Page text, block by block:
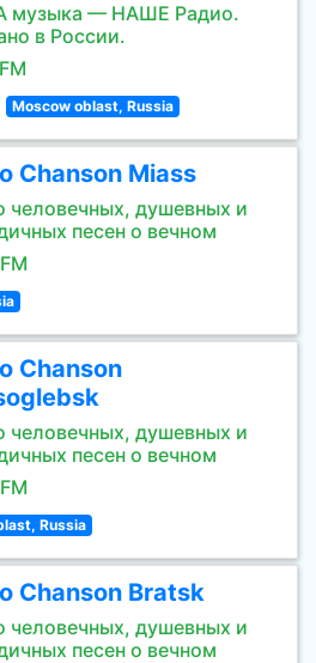
музыка — НАШЕ Радио.
в России.
Moscow oblast, Russia
Chanson Miass
человечных, душевных и
песен о вечном
Chanson
человечных, душевных и
песен о вечном
Russia
Chanson Bratsk
человечных, душевных и
песен о вечном